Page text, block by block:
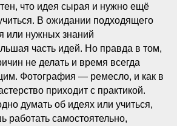
что идея сырая и нужно ещё
В ожидании подходящего
или нужных знаний
часть идей. Но правда в том,
не делать и время всегда
Фотография — ремесло, и как в
приходит с практикой.
думать об идеях или учиться,
работать самостоятельно,